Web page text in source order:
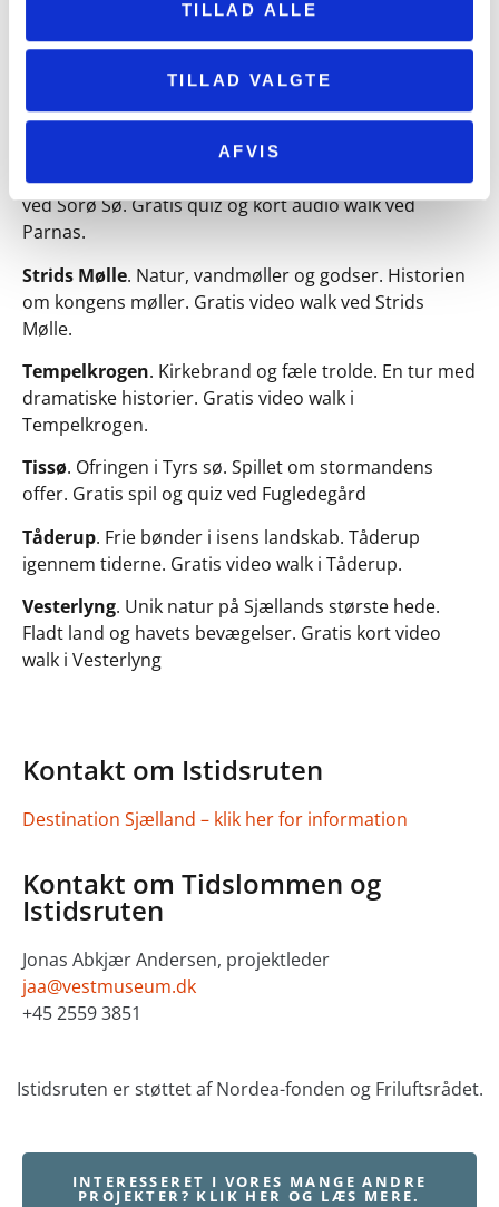
TILLAD ALLE
TILLAD VALGTE
AFVIS
. Mord, radioer og gletsjere. Mord,
radioer og gletsjere. Gratis video og audio walk ved
Solvognens Fundsted. Spillet om solvognen. Gratis
Sorø Sø. Paraplyer og parasoller. Istid og livsglæde
ved Sorø Sø. Gratis quiz og kort audio walk ved
Parnas.
Strids Mølle. Natur, vandmøller og godser. Historien
om kongens møller. Gratis video walk ved Strids
Mølle.
Tempelkrogen. Kirkebrand og fæle trolde. En tur med
dramatiske historier. Gratis video walk i
Tempelkrogen.
Tissø. Ofringen i Tyrs sø. Spillet om stormandens
offer. Gratis spil og quiz ved Fugledegård
Tåderup. Frie bønder i isens landskab. Tåderup
igennem tiderne. Gratis video walk i Tåderup.
Vesterlyng. Unik natur på Sjællands største hede.
Fladt land og havets bevægelser. Gratis kort video
walk i Vesterlyng
Kontakt om Istidsruten
Destination Sjælland – klik her for information
Kontakt om Tidslommen og
Istidsruten
Jonas Abkjær Andersen, projektleder
jaa@vestmuseum.dk
+45 2559 3851
Istidsruten er støttet af Nordea-fonden og Friluftsrådet.
INTERESSERET I VORES MANGE ANDRE
PROJEKTER? KLIK HER OG LÆS MERE.